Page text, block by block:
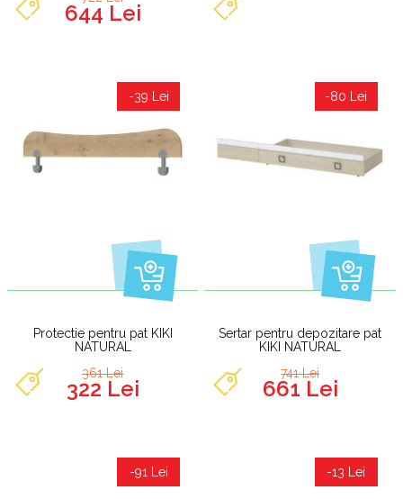
644 Lei
-39 Lei
Protectie pentru pat KIKI
NATURAL
361 Lei
322 Lei
-80 Lei
Sertar pentru depozitare pat
KIKI NATURAL
741 Lei
661 Lei
-91 Lei -13 Lei